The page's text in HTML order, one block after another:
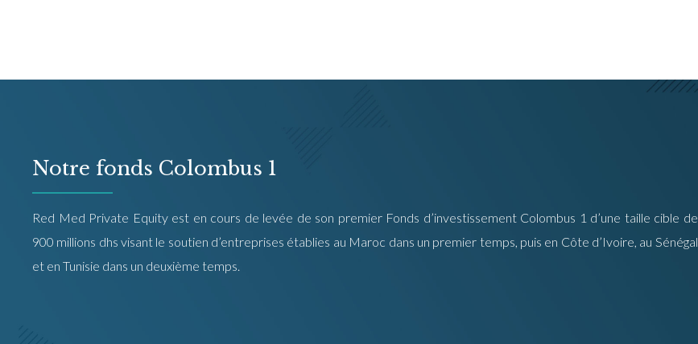
Notre fonds Colombus 1
Red Med Private Equity est en cours de levée de son premier Fonds d’investissement Colombus 1 d’une taille cible de
900 millions dhs visant le soutien d’entreprises établies au Maroc dans un premier temps, puis en Côte d’Ivoire, au Sénégal
et en Tunisie dans un deuxième temps.